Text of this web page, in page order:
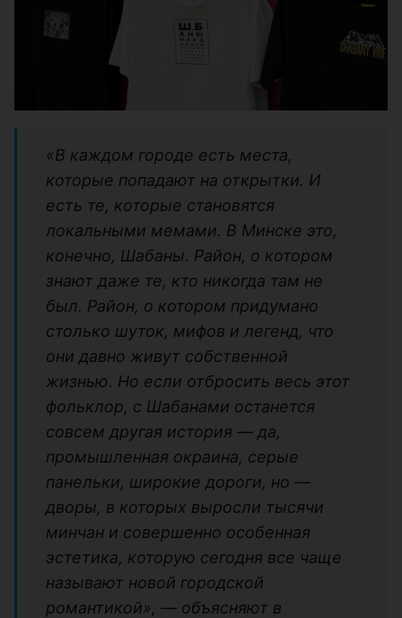
«В каждом городе есть места,
которые попадают на открытки. И
есть те, которые становятся
локальными мемами. В Минске это,
конечно, Шабаны. Район, о котором
знают даже те, кто никогда там не
был. Район, о котором придумано
столько шуток, мифов и легенд, что
они давно живут собственной
жизнью. Но если отбросить весь этот
фольклор, с Шабанами останется
совсем другая история — да,
промышленная окраина, серые
панельки, широкие дороги, но —
дворы, в которых выросли тысячи
минчан и совершенно особенная
эстетика, которую сегодня все чаще
называют новой городской
романтикой», — объясняют в